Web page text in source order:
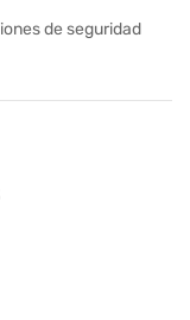
de seguridad